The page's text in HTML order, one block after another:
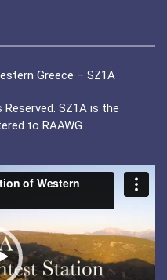
Greece – SZ1A
SZ1A is the
to RAAWG.